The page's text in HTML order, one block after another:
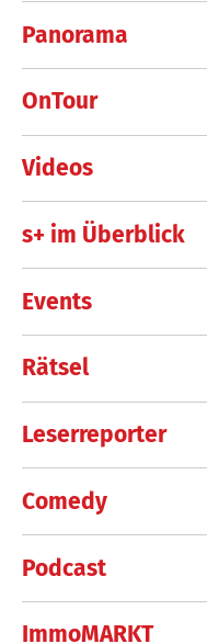
Panorama
OnTour
Videos
s+ im Überblick
Events
Rätsel
Leserreporter
Comedy
Podcast
ImmoMARKT